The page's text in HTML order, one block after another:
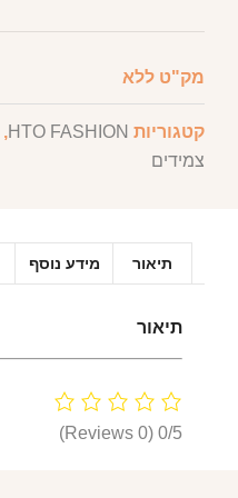
מק"ט ללא
קטגוריות HTO FASHION
,
צמידים
תיאור מידע נוסף
תיאור
0/5
(0 Reviews)